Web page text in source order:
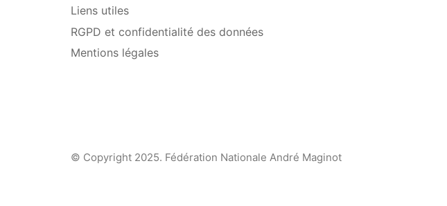
Liens utiles
RGPD et confidentialité des données
Mentions légales
© Copyright 2025. Fédération Nationale André Maginot